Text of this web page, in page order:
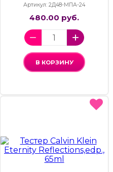
Артикул: 2Д48-МПА-24
480.00 руб.
В КОРЗИНУ